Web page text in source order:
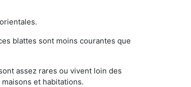
blattes sont moins courantes que
assez rares ou vivent loin des
et habitations.